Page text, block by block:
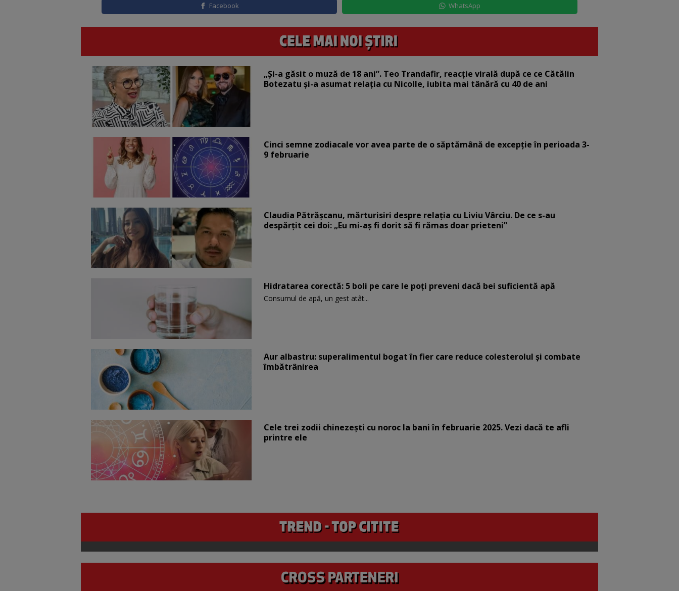
Facebook WhatsApp
„Și-a găsit o muză de 18 ani”. Teo Trandafir, reacție virală după ce ce Cătălin
Botezatu și-a asumat relația cu Nicolle, iubita mai tânără cu 40 de ani
Cinci semne zodiacale vor avea parte de o săptămână de excepție în perioada 3-
9 februarie
Claudia Pătrășcanu, mărturisiri despre relația cu Liviu Vârciu. De ce s-au
despărțit cei doi: „Eu mi-aș fi dorit să fi rămas doar prieteni”
Hidratarea corectă: 5 boli pe care le poți preveni dacă bei suficientă apă
Consumul de apă, un gest atât...
Aur albastru: superalimentul bogat în fier care reduce colesterolul și combate
îmbătrânirea
Cele trei zodii chinezești cu noroc la bani în februarie 2025. Vezi dacă te afli
printre ele